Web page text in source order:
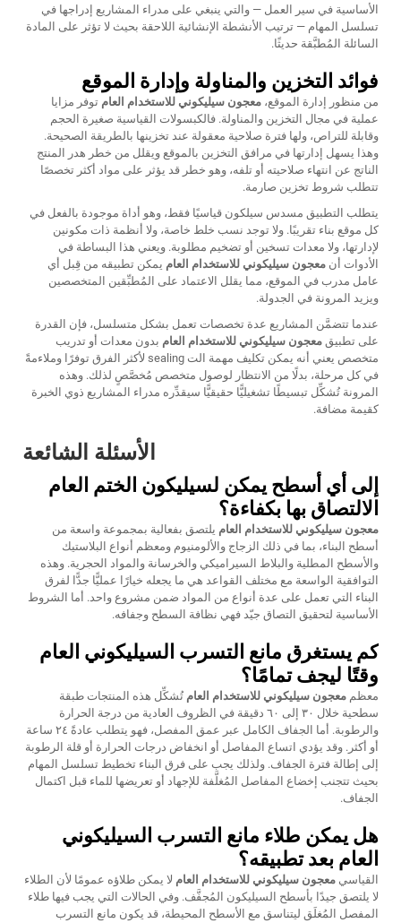
الأساسية في سير العمل — والتي ينبغي على مدراء المشاريع إدراجها في
تسلسل المهام — ترتيب الأنشطة الإنشائية اللاحقة بحيث لا تؤثر على المادة
السائلة المُطبَّقة حديثًا.
فوائد التخزين والمناولة وإدارة الموقع
من منظور إدارة الموقع، معجون سيليكوني للاستخدام العام توفر مزايا
عملية في مجال التخزين والمناولة. فالكبسولات القياسية صغيرة الحجم
وقابلة للتراص، ولها فترة صلاحية معقولة عند تخزينها بالطريقة الصحيحة.
وهذا يسهل إدارتها في مرافق التخزين بالموقع ويقلل من خطر هدر المنتج
الناتج عن انتهاء صلاحيته أو تلفه، وهو خطر قد يؤثر على مواد أكثر تخصصًا
تتطلب شروط تخزين صارمة.
يتطلب التطبيق مسدس سيلكون قياسيًا فقط، وهو أداة موجودة بالفعل في
كل موقع بناء تقريبًا. ولا توجد نسب خلط خاصة، ولا أنظمة ذات مكونين
لإدارتها، ولا معدات تسخين أو تضخيم مطلوبة. ويعني هذا البساطة في
الأدوات أن معجون سيليكوني للاستخدام العام يمكن تطبيقه من قِبل أي
عامل مدرب في الموقع، مما يقلل الاعتماد على المُطبِّقين المتخصصين
ويزيد المرونة في الجدولة.
عندما تتضمَّن المشاريع عدة تخصصات تعمل بشكل متسلسل، فإن القدرة
على تطبيق معجون سيليكوني للاستخدام العام بدون معدات أو تدريب
متخصص يعني أنه يمكن تكليف مهمة الت sealing لأكثر الفرق توفرًا وملاءمةً
في كل مرحلة، بدلًا من الانتظار لوصول متخصص مُخصَّصٍ لذلك. وهذه
المرونة تُشكِّل تبسيطًا تشغيليًّا حقيقيًّا سيقدِّره مدراء المشاريع ذوي الخبرة
كقيمة مضافة.
الأسئلة الشائعة
إلى أي أسطح يمكن لسيليكون الختم العام
الالتصاق بها بكفاءة؟
معجون سيليكوني للاستخدام العام يلتصق بفعالية بمجموعة واسعة من
أسطح البناء، بما في ذلك الزجاج والألومنيوم ومعظم أنواع البلاستيك
والأسطح المطلية والبلاط السيراميكي والخرسانة والمواد الحجرية. وهذه
التوافقية الواسعة مع مختلف القواعد هي ما يجعله خيارًا عمليًّا جدًّا لفرق
البناء التي تعمل على عدة أنواع من المواد ضمن مشروع واحد. أما الشروط
الأساسية لتحقيق التصاق جيّد فهي نظافة السطح وجفافه.
كم يستغرق مانع التسرب السيليكوني العام
وقتًا ليجف تمامًا؟
معظم معجون سيليكوني للاستخدام العام تُشكِّل هذه المنتجات طبقة
سطحية خلال ٣٠ إلى ٦٠ دقيقة في الظروف العادية من درجة الحرارة
والرطوبة. أما الجفاف الكامل عبر عمق المفصل، فهو يتطلب عادةً ٢٤ ساعة
أو أكثر. وقد يؤدي اتساع المفاصل أو انخفاض درجات الحرارة أو قلة الرطوبة
إلى إطالة فترة الجفاف. ولذلك يجب على فرق البناء تخطيط تسلسل المهام
بحيث تتجنب إخضاع المفاصل المُغلَّفة للإجهاد أو تعريضها للماء قبل اكتمال
الجفاف.
هل يمكن طلاء مانع التسرب السيليكوني
العام بعد تطبيقه؟
القياسي معجون سيليكوني للاستخدام العام لا يمكن طلاؤه عمومًا لأن الطلاء
لا يلتصق جيدًا بأسطح السيليكون المُجفَّف. وفي الحالات التي يجب فيها طلاء
المفصل المُغلَق ليتناسق مع الأسطح المحيطة، قد يكون مانع التسرب